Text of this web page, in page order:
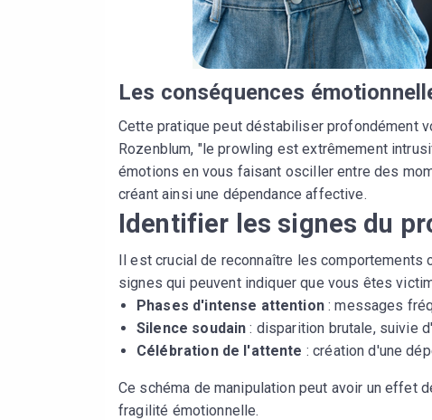
Les conséquences
Cette pratique peut déstabiliser profondément
Rozenblum, "le prowling est extrêmement
émotions en vous faisant osciller entre des
créant ainsi une dépendance affective.
Identifier les signes du
Il est crucial de reconnaître les comportements
signes qui peuvent indiquer que vous êtes
Phases d'intense attention: messages
Silence soudain : disparition brutale, suivie
Célébration de l'attente : création d'une
Ce schéma de manipulation peut avoir un effet
fragilité émotionnelle.